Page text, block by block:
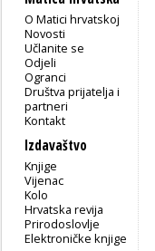
O Matici hrvatskoj
Novosti
Učlanite se
Odjeli
Ogranci
Društva prijatelja i
partneri
Kontakt
Izdavaštvo
Knjige
Vijenac
Kolo
Hrvatska revija
Prirodoslovlje
Elektroničke knjige